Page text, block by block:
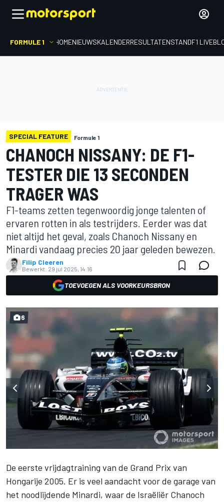
FORMULE 1 HOMENIEUWSKALENDERRESULTATENSTANDF1
SPECIAL FEATURE Formule 1
CHANOCH NISSANY: DE F1-
TESTER DIE 13 SECONDEN
TRAGER WAS
F1-teams zetten tegenwoordig jonge talenten of
ervaren rotten in als testrijders. Eerder was dat
niet altijd het geval, zoals Chanoch Nissany en
Minardi vandaag precies 20 jaar geleden bewezen.
Filip Cleeren
Bewerkt: 29 jul 2025, 14:16
TOEVOEGEN ALS VOORKEURSBRON
6
De eerste vrijdagtraining van de Grand Prix van
Hongarije 2005. Er is veel aandacht voor de garage van
het noodlijdende Minardi, waar de Israëliër Chanoch